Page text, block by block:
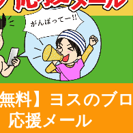
無料】ヨスのブ
応援メール